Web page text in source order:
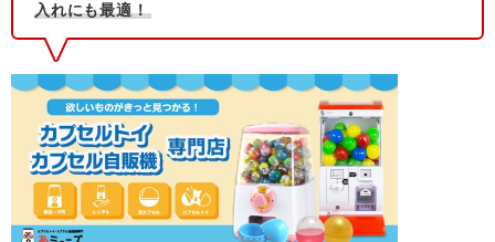
入れにも最適！